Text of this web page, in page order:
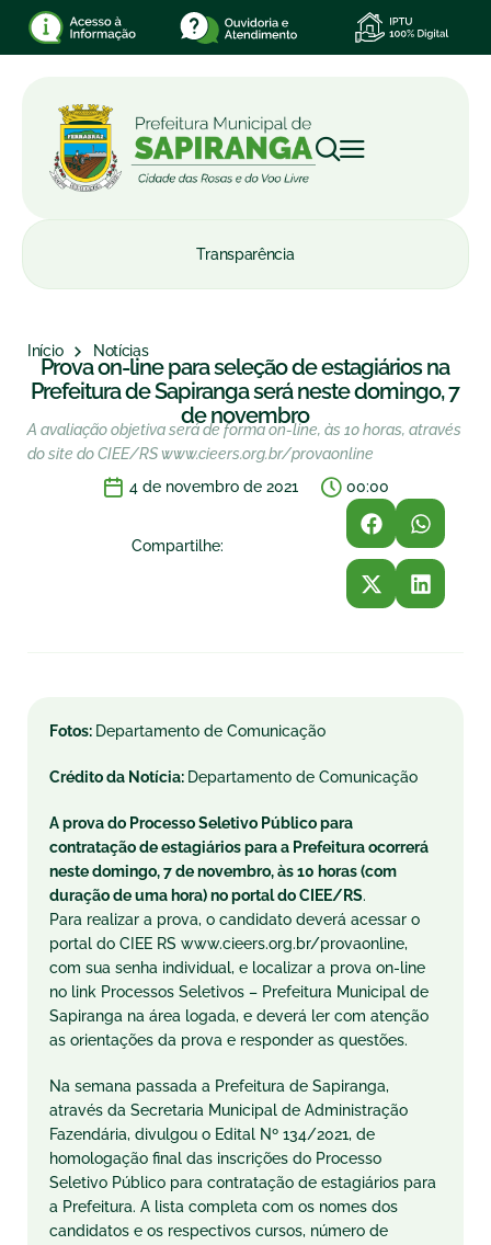
Transparência
Início Notícias
Prova on-line para seleção de estagiários na
Prefeitura de Sapiranga será neste domingo, 7
de novembro
A avaliação objetiva será de forma on-line, às 10 horas, através
do site do CIEE/RS www.cieers.org.br/provaonline
4 de novembro de 2021
00:00
Compartilhe:
Fotos: Departamento de Comunicação
Crédito da Notícia: Departamento de Comunicação
A prova do Processo Seletivo Público para
contratação de estagiários para a Prefeitura ocorrerá
neste domingo, 7 de novembro, às 10 horas (com
duração de uma hora) no portal do CIEE/RS.
Para realizar a prova, o candidato deverá acessar o
portal do CIEE RS www.cieers.org.br/provaonline,
com sua senha individual, e localizar a prova on-line
no link Processos Seletivos – Prefeitura Municipal de
Sapiranga na área logada, e deverá ler com atenção
as orientações da prova e responder as questões.
Na semana passada a Prefeitura de Sapiranga,
através da Secretaria Municipal de Administração
Fazendária, divulgou o Edital Nº 134/2021, de
homologação final das inscrições do Processo
Seletivo Público para contratação de estagiários para
a Prefeitura. A lista completa com os nomes dos
candidatos e os respectivos cursos, número de